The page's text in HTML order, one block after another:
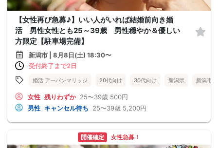
【女性再び急募♪】いい人がいれば結婚前向き婚
活 男性女性とも25～39歳 男性穏やか＆優しい
方限定【駐車場完備】
新潟市 | 8月8日(土) 18:30〜
受付終了まで2日
婚活 アーバンマリッジ 20代向け 30代向け 新潟県 新潟市
女性 残りわずか 25〜39歳 500円
男性 キャンセル待ち 25〜39歳 5,200円
開催確定 女性急募！